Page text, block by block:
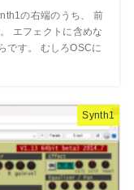
の右端のうち、 前
エフェクトに含めな
です。 むしろOSCに
Synth1